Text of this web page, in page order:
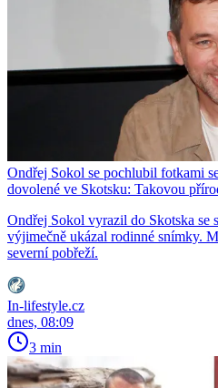
Ondřej Sokol se pochlubil fotkami
dovolené ve Skotsku: Takovou
Ondřej Sokol vyrazil do Skotska se
výjimečně ukázal rodinné snímky.
severní pobřeží.
In-lifestyle.cz
dnes, 08:09
3 min